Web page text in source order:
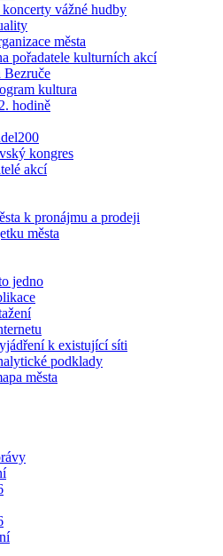
vážné hudby
města
pořadatele kulturních akcí
Bezruče
kultura
hodině
kongres
akcí
k pronájmu a prodeji
města
jedno
k existující síti
podklady
města